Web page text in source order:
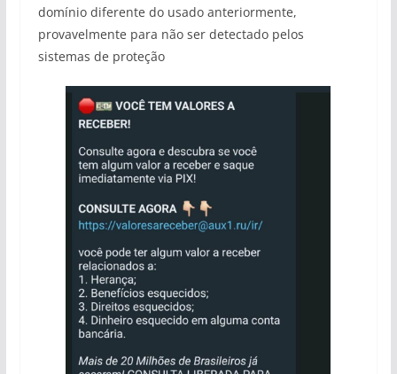
domínio diferente do usado anteriormente,
provavelmente para não ser detectado pelos
sistemas de proteção